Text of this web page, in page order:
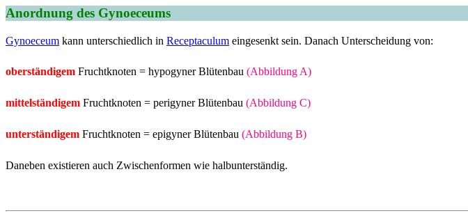
Anordnung des Gynoeceums
Gynoeceum kann unterschiedlich in Receptaculum eingesenkt sein. Danach Unterscheidung von:
oberständigem Fruchtknoten = hypogyner Blütenbau (Abbildung A)
mittelständigem Fruchtknoten = perigyner Blütenbau (Abbildung C)
unterständigem Fruchtknoten = epigyner Blütenbau (Abbildung B)
Daneben existieren auch Zwischenformen wie halbunterständig.